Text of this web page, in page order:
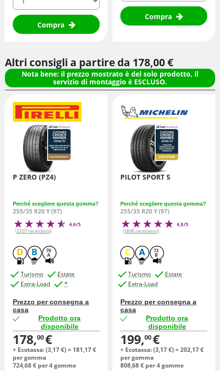
Compra
Compra
Altri consigli a partire da 178,00€
Nota bene: il prezzo mostrato è del solo prodotto, il
servizio di montaggio è ESCLUSO.
P ZERO (PZ4)
Perché scegliere questa gomma?
255/35 R20 Y (97)
4,6/5
(2307 recensioni)
D B 70
A
Turismo
Estate
Extra-Load
*
Prezzo per consegna a
casa
Prodotto ora
disponibile
178,00€
+ Ecotassa: (3,17€) = 181,17€
per gomma
724,68€ per 4 gomme
PILOT SPORT 5
Perché scegliere questa gomma?
255/35 R20 Y (97)
4,8/5
(5886 recensioni)
C A 72
B
Turismo
Estate
Extra-Load
Prezzo per consegna a
casa
Prodotto ora
disponibile
199,00€
+ Ecotassa: (3,17€) =202,17€
per gomma
808,68€ per 4 gomme